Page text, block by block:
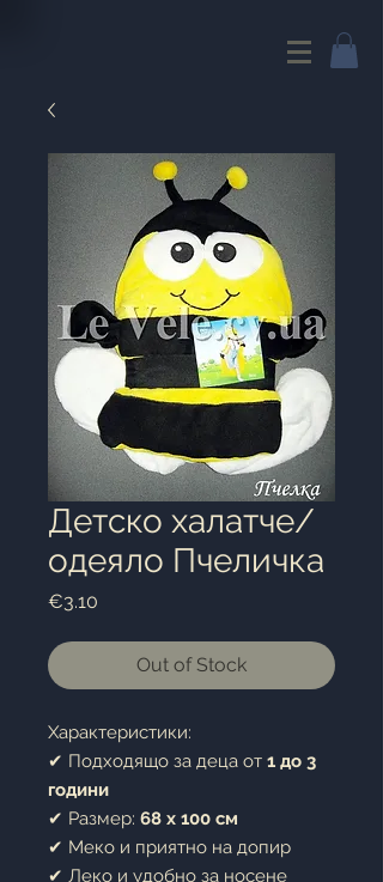
Детско халатче/
одеяло Пчеличка
€3.10
Out of Stock
Характеристики:
✔ Подходящо за деца от 1 до 3
години
✔ Размер: 68 x 100 см
✔ Меко и приятно на допир
✔ Леко и удобно за носене